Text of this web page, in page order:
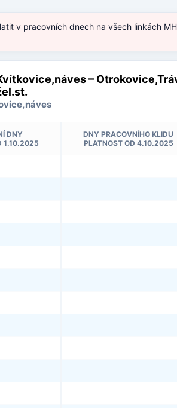
v pracovních dnech na všech linkách
–
DNY
1.10.2025
DNY PRACOVNÍHO KLIDU
PLATNOST OD 4.10.2025